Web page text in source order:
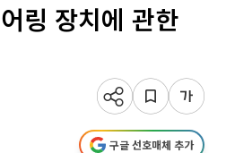
링 장치에 관한
구글 선호매체 추가